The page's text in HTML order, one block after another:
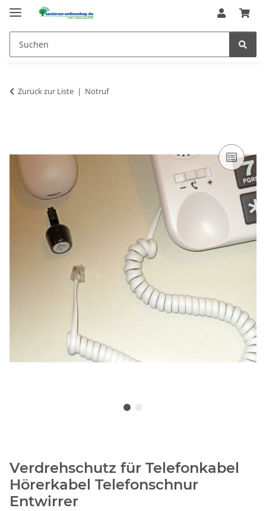
Zurück zur Liste Notruf
Verdrehschutz für Telefonkabel
Hörerkabel Telefonschnur
Entwirrer